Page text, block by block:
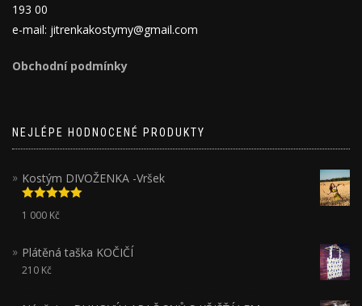
193 00
e-mail: jitrenkakostymy@gmail.com
Obchodní podmínky
NEJLÉPE HODNOCENÉ PRODUKTY
Kostým DIVOŽENKA -Vršek
5.00z 5
1 000 Kč
Plátěná taška KOČIČÍ
210 Kč